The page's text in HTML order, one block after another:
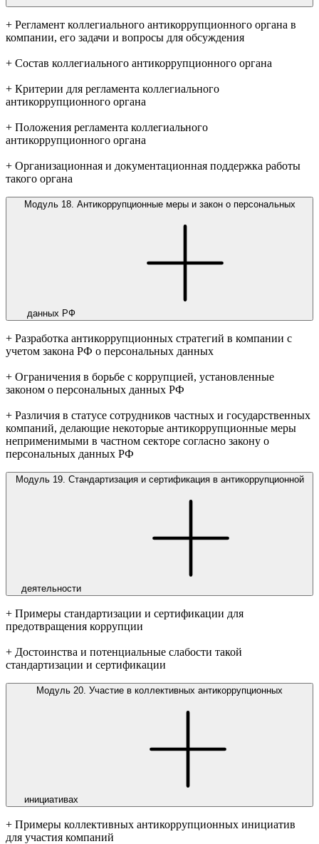
+ Регламент коллегиального антикоррупционного органа в
компании, его задачи и вопросы для обсуждения
+ Состав коллегиального антикоррупционного органа
+ Критерии для регламента коллегиального
антикоррупционного органа
+ Положения регламента коллегиального
антикоррупционного органа
+ Организационная и документационная поддержка работы
такого органа
Модуль 18. Антикоррупционные меры и закон о персональных
данных РФ
+ Разработка антикоррупционных стратегий в компании с
учетом закона РФ о персональных данных
+ Ограничения в борьбе с коррупцией, установленные
законом о персональных данных РФ
+ Различия в статусе сотрудников частных и государственных
компаний, делающие некоторые антикоррупционные меры
неприменимыми в частном секторе согласно закону о
персональных данных РФ
Модуль 19. Стандартизация и сертификация в антикоррупционной
деятельности
+ Примеры стандартизации и сертификации для
предотвращения коррупции
+ Достоинства и потенциальные слабости такой
стандартизации и сертификации
Модуль 20. Участие в коллективных антикоррупционных
инициативах
+ Примеры коллективных антикоррупционных инициатив
для участия компаний